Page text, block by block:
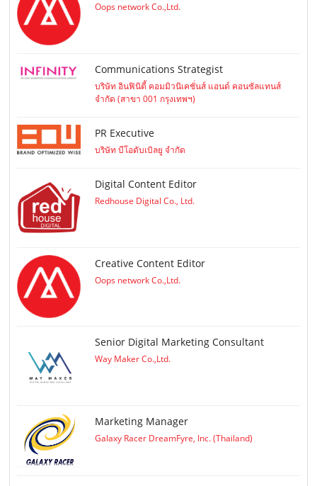
Oops network Co.,Ltd.
Communications Strategist
บริษัท อินฟินิตี้ คอมมิวนิเคชั่นส์ แอนด์ คอนซัลแทนส์
จำกัด (สาขา 001 กรุงเทพฯ)
PR Executive
บริษัท บีโอดับเบิลยู จำกัด
Digital Content Editor
Redhouse Digital Co., Ltd.
Creative Content Editor
Oops network Co.,Ltd.
Senior Digital Marketing Consultant
Way Maker Co.,Ltd.
Marketing Manager
Galaxy Racer DreamFyre, Inc. (Thailand)